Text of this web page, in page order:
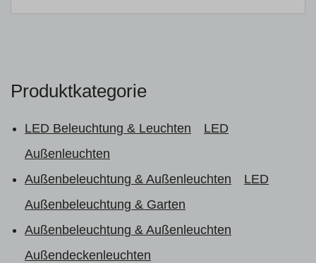
Produktkategorie
LED Beleuchtung & Leuchten
LED
Außenleuchten
Außenbeleuchtung & Außenleuchten
LED
Außenbeleuchtung & Garten
Außenbeleuchtung & Außenleuchten
Außendeckenleuchten